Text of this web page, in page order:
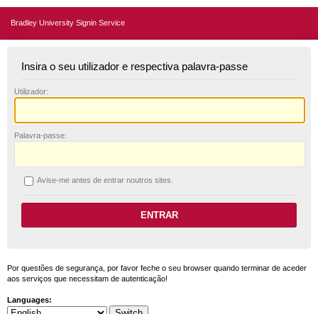
Bradley University Signin Service
Insira o seu utilizador e respectiva palavra-passe
Utilizador:
Palavra-passe:
Avise-me antes de entrar noutros sites.
Por questões de segurança, por favor feche o seu browser quando terminar de aceder
aos serviços que necessitam de autenticação!
Languages: